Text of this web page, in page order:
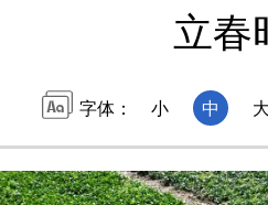
立春
字体： 小 中 大